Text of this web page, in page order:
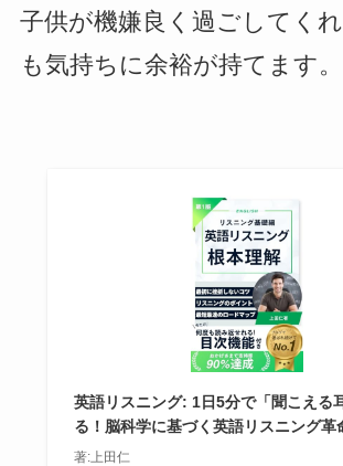
子供が機嫌良く過ごしてく
も気持ちに余裕が持てます。
英語リスニング: 1日5分で「聞こえる
る！脳科学に基づく英語リスニング革
著:上田仁